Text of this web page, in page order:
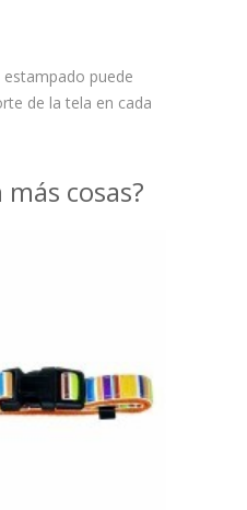
estampado puede
de la tela en cada
cosas?